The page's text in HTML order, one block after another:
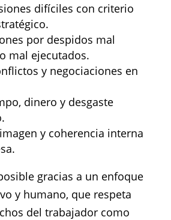
difíciles con criterio
por despidos mal
mal ejecutados.
y negociaciones en
dinero y desgaste
y coherencia interna
gracias a un enfoque
y humano, que respeta
del trabajador como